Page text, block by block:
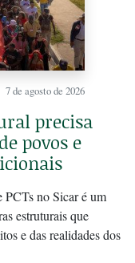
7 de agosto de 2026
precisa
povos e
PCTs no Sicar é um
estruturais que
e das realidades dos